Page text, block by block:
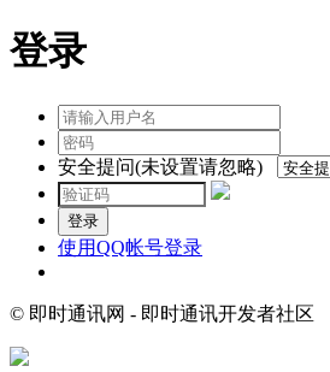
登录
安全提问(未设置请忽略)
登录
使用QQ帐号登录
© 即时通讯网 - 即时通讯开发者社区